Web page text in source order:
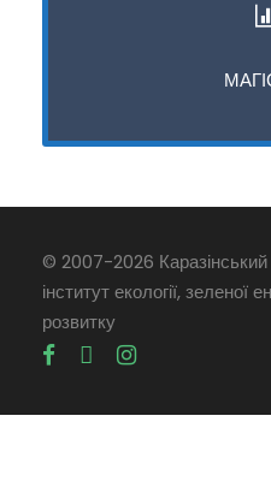
© 2007-2026
інститут екології, зеленої
розвитку